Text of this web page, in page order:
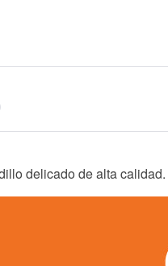
delicado de alta calidad.